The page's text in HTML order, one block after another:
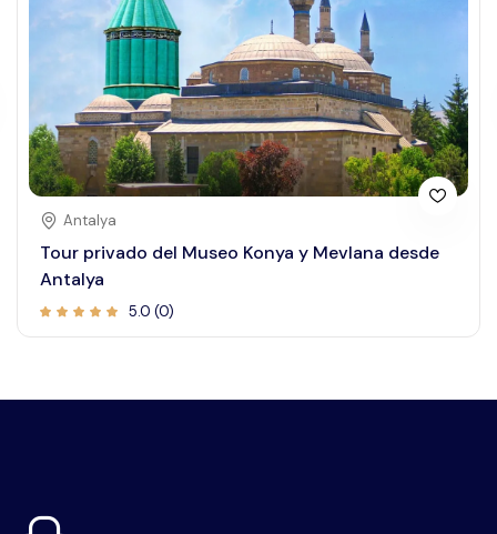
Antalya
Tour privado del Museo Konya y Mevlana desde
Antalya
5.0 (0)